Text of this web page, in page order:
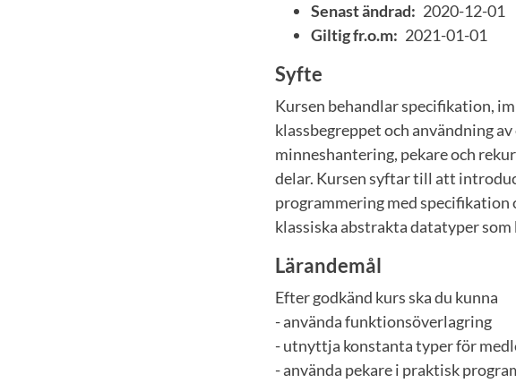
Senast ändrad: 2020-12-01
Giltig fr.o.m: 2021-01-01
Syfte
Kursen behandlar specifikation,
klassbegreppet och användning
minneshantering, pekare och
delar. Kursen syftar till att
programmering med specifikation
klassiska abstrakta datatyper som
Lärandemål
Efter godkänd kurs ska du kunna
- använda funktionsöverlagring
- utnyttja konstanta typer för
- använda pekare i praktisk